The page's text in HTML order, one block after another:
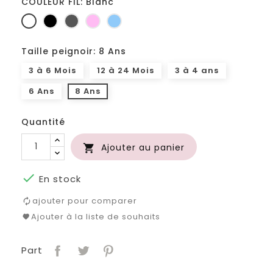
BlancNoir Gris
foncé
RoseBleu
Taille peignoir: 8 Ans
3 à 6 Mois 12 à 24 Mois
3 à 4 ans
6 Ans
8 Ans
Quantité
 Ajouter au panier
 En stock
ajouter pour comparer
Ajouter à la liste de souhaits
Part